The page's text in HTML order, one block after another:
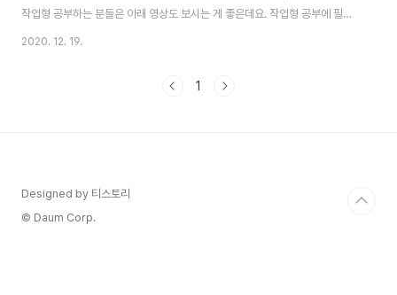
작업형 공부하는 분들은 아래 영상도 보시는 게 좋은데요. 작업형 공부에 필요
한 영상을 통합한 것으로 시간이 긴 만큼 볼 게 많으니 꼭 참고하셨으면 좋겠습
서, 아래는 건설안전기사 작업형 참고사진 33장입니다. 33장이 전부 압축된
2020. 12. 19.
1
Designed by 티스토리
© Daum Corp.